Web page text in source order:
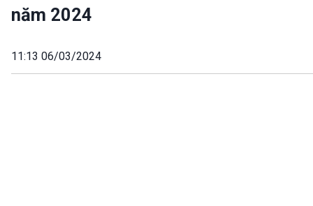
năm 2024
11:13 06/03/2024